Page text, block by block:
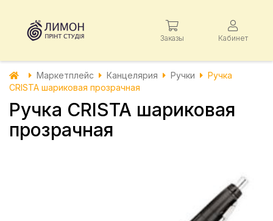
Заказы Кабинет
Маркетплейс Канцелярия Ручки
Ручка
CRISTA шариковая прозрачная
Ручка CRISTA шариковая
прозрачная